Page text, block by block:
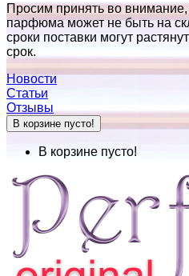
Просим принять во внимание,
парфюма может не быть на
сроки поставки могут
срок.
Новости
Статьи
Отзывы
В корзине пусто!
В корзине пусто!